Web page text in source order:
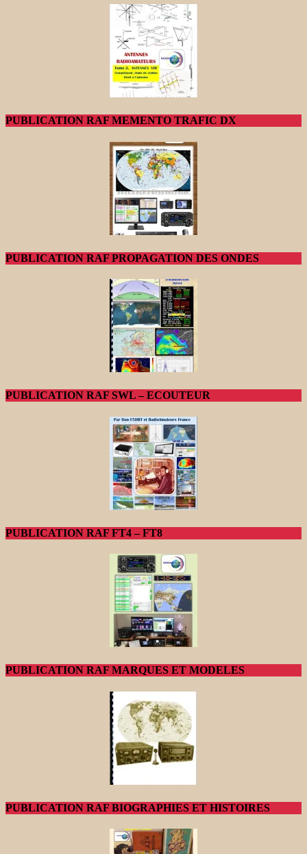
PUBLICATION RAF MEMENTO TRAFIC DX
PUBLICATION RAF PROPAGATION DES ONDES
PUBLICATION RAF SWL – ECOUTEUR
PUBLICATION RAF FT4 – FT8
PUBLICATION RAF MARQUES ET MODELES
PUBLICATION RAF BIOGRAPHIES ET HISTOIRES